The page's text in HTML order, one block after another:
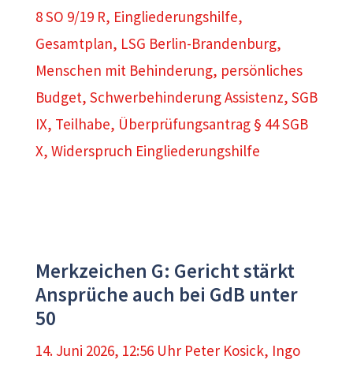
8 SO 9/19 R, Eingliederungshilfe,
Gesamtplan, LSG Berlin-Brandenburg,
Menschen mit Behinderung, persönliches
Budget, Schwerbehinderung Assistenz, SGB
IX, Teilhabe, Überprüfungsantrag § 44 SGB
X, Widerspruch Eingliederungshilfe
Merkzeichen G: Gericht stärkt
Ansprüche auch bei GdB unter
50
14. Juni 2026, 12:56 Uhr Peter Kosick, Ingo